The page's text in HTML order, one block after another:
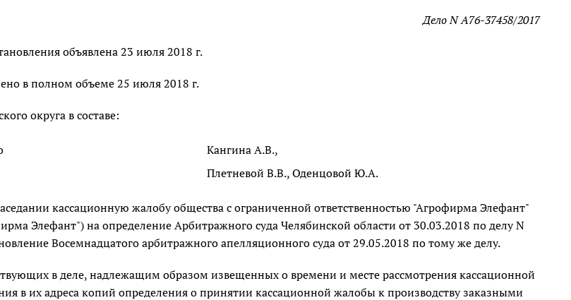
Дело N А76-37458/2017
объявлена 23 июля 2018 г.
в полном объеме 25 июля 2018 г.
округа в составе:
Кангина А.В.,
Плетневой В.В., Оденцовой Ю.А.
кассационную жалобу общества с ограниченной ответственностью "Агрофирма Элефант"
Элефант") на определение Арбитражного суда Челябинской области от 30.03.2018 по делу N
Восемнадцатого арбитражного апелляционного суда от 29.05.2018 по тому же делу.
в деле, надлежащим образом извещенных о времени и месте рассмотрения кассационной
в их адреса копий определения о принятии кассационной жалобы к производству заказными